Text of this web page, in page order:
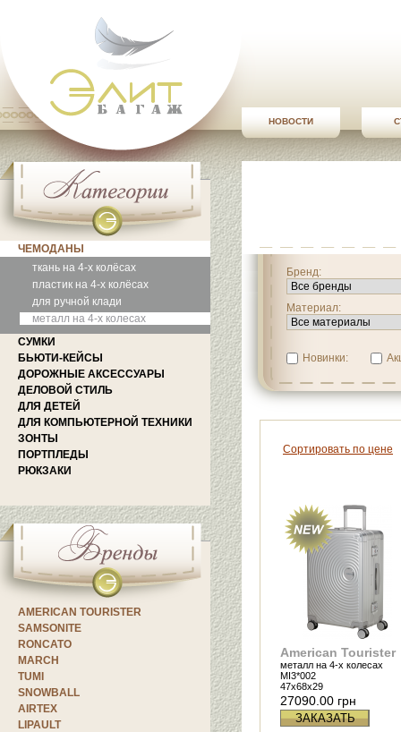
НОВОСТИ
ЧЕМОДАНЫ
ткань на 4-х колёсах
пластик на 4-х колёсах
для ручной клади
металл на 4-х колесах
СУМКИ
БЬЮТИ-КЕЙСЫ
ДОРОЖНЫЕ АКСЕССУАРЫ
ДЕЛОВОЙ СТИЛЬ
ДЛЯ ДЕТЕЙ
ДЛЯ КОМПЬЮТЕРНОЙ ТЕХНИКИ
ЗОНТЫ
ПОРТПЛЕДЫ
РЮКЗАКИ
AMERICAN TOURISTER
SAMSONITE
RONCATO
MARCH
TUMI
SNOWBALL
AIRTEX
LIPAULT
Бренд:
Материал:
Новинки:
Сортировать по цене
American Tourister
металл на 4-х колесах
MI3*002
47x68x29
27090.00 грн
ЗАКАЗАТЬ